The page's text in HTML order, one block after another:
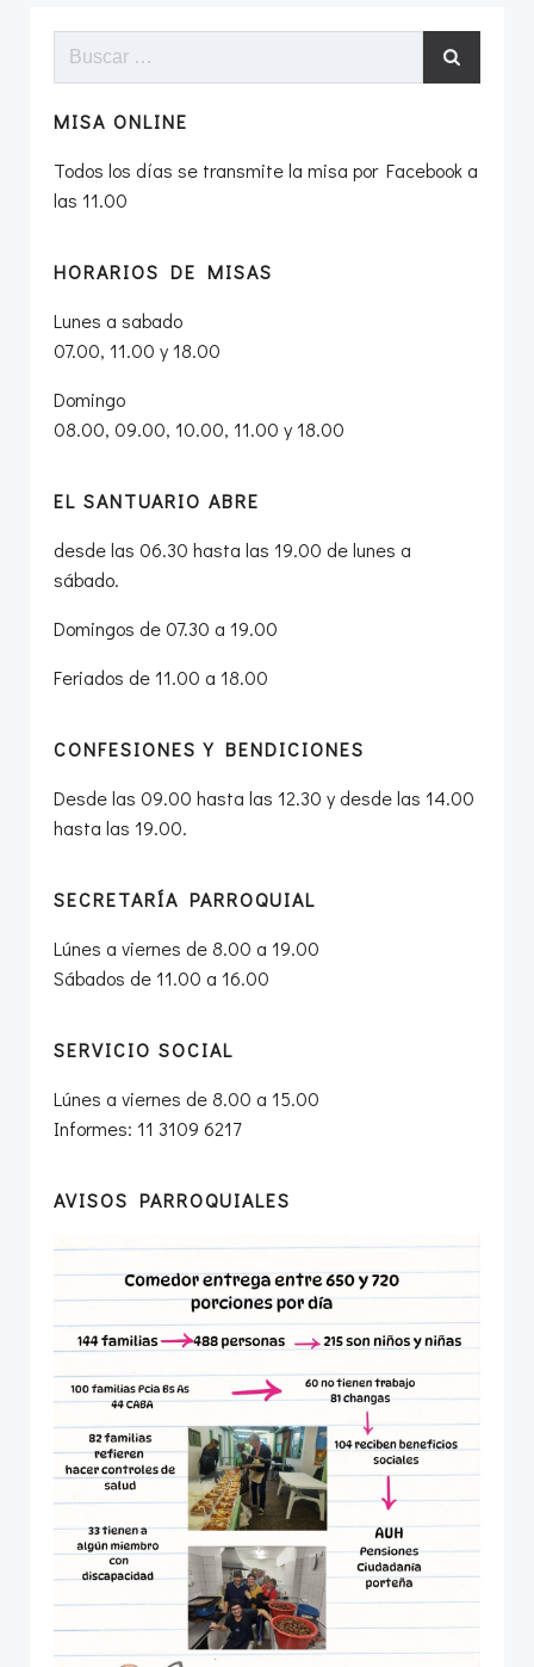
Buscar:
MISA ONLINE
Todos los días se transmite la misa por Facebook a
las 11.00
HORARIOS DE MISAS
Lunes a sabado
07.00, 11.00 y 18.00
Domingo
08.00, 09.00, 10.00, 11.00 y 18.00
EL SANTUARIO ABRE
desde las 06.30 hasta las 19.00 de lunes a
sábado.
Domingos de 07.30 a 19.00
Feriados de 11.00 a 18.00
CONFESIONES Y BENDICIONES
Desde las 09.00 hasta las 12.30 y desde las 14.00
hasta las 19.00.
SECRETARÍA PARROQUIAL
Lúnes a viernes de 8.00 a 19.00
Sábados de 11.00 a 16.00
SERVICIO SOCIAL
Lúnes a viernes de 8.00 a 15.00
Informes: 11 3109 6217
AVISOS PARROQUIALES